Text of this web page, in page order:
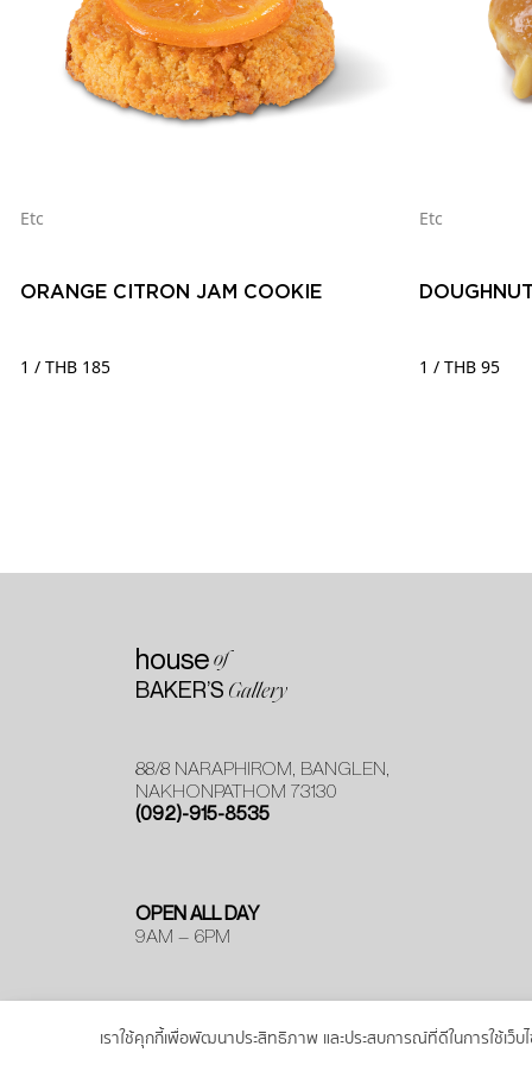
Etc
ORANGE CITRON JAM COOKIE
1 / THB 185
Etc
1 / THB 95
house of
BAKER’S Gallery
88/8 NARAPHIROM, BANGLEN,
NAKHONPATHOM 73130
(092)-915-8535
OPEN ALL DAY
9AM – 6PM
© MOOYOO. All Rights Resevered
เราใช้คุกกี้เพื่อพัฒนาประสิทธิภาพ และประสบการณ์ที่ดีในการใช้